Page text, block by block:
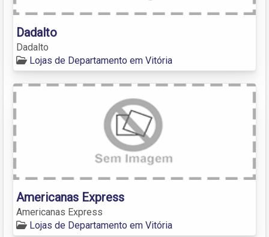
Dadalto
Dadalto
Lojas de Departamento em Vitória
Americanas Express
Americanas Express
Lojas de Departamento em Vitória